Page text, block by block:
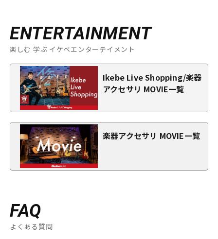
ENTERTAINMENT
楽しむ 学ぶ イケベエンターテイメント
Ikebe Live Shopping/楽器
アクセサリ MOVIE一覧
楽器アクセサリ MOVIE一覧
FAQ
よくある質問